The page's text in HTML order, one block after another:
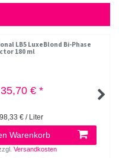
LB5 LuxeBlond Bi-Phase
180 ml
35,70 € *
€ / Liter
Warenkorb
Versandkosten